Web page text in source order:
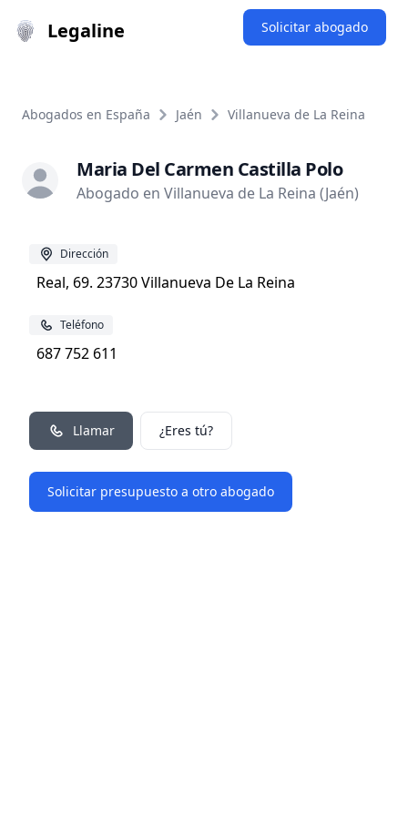
Legaline Solicitar abogado
Abogados en España Jaén Villanueva de La Reina
Maria Del Carmen Castilla Polo
Abogado en Villanueva de La Reina (Jaén)
Dirección
Real, 69. 23730 Villanueva De La Reina
Teléfono
687 752 611
Llamar ¿Eres tú?
Solicitar presupuesto a otro abogado